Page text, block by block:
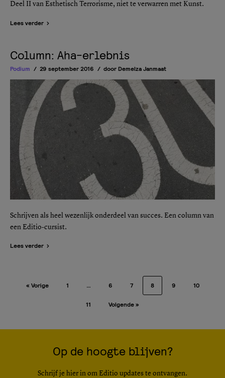
Deel II van Esthetisch Terrorisme, niet te verwarren met Kunst.
Lees verder
Column: Aha-erlebnis
Podium 29 september 2016 door Demelza Janmaat
Schrijven als heel wezenlijk onderdeel van succes. Een column van
een Editio-cursist.
Lees verder
« Vorige 1 … 6 7 8 9 10
11 Volgende »
Op de hoogte blijven?
Schrijf je hier in om Editio updates te ontvangen.